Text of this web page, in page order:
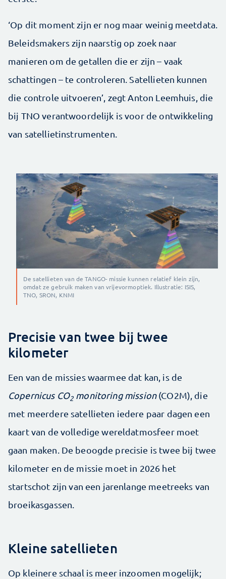
‘Op dit moment zijn er nog maar weinig meetdata.
Beleidsmakers zijn naarstig op zoek naar
manieren om de getallen die er zijn – vaak
schattingen – te controleren. Satellieten kunnen
die controle uitvoeren’, zegt Anton Leemhuis, die
bij TNO verantwoordelijk is voor de ontwikkeling
van satellietinstrumenten.
De satellieten van de TANGO- missie kunnen relatief klein zijn,
omdat ze gebruik maken van vrijevormoptiek. Illustratie: ISIS,
TNO, SRON, KNMI
Precisie van twee bij twee
kilometer
Een van de missies waarmee dat kan, is de
Copernicus CO2 monitoring mission(CO2M), die
met meerdere satellieten iedere paar dagen een
kaart van de volledige wereldatmosfeer moet
gaan maken. De beoogde precisie is twee bij twee
kilometer en de missie moet in 2026 het
startschot zijn van een jarenlange meetreeks van
broeikasgassen.
Kleine satellieten
Op kleinere schaal is meer inzoomen mogelijk;